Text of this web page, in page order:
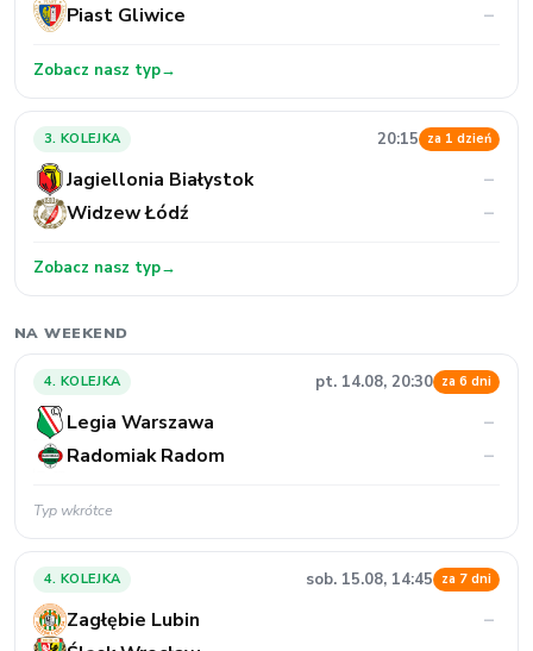
Piast Gliwice
–
Zobacz nasz typ→
3. KOLEJKA 20:15 za 1 dzień
Jagiellonia Białystok
–
Widzew Łódź
–
Zobacz nasz typ→
NA WEEKEND
4. KOLEJKA pt. 14.08, 20:30 za 6 dni
Legia Warszawa
–
Radomiak Radom
–
Typ wkrótce
4. KOLEJKA sob. 15.08, 14:45 za 7 dni
Zagłębie Lubin
–